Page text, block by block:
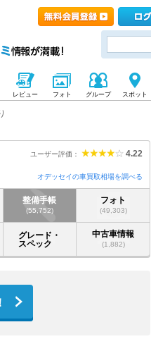
レビュー フォト グループ スポット
ユーザー評価： 4.22
オデッセイの車買取相場を調べる
整備手帳
(55,752)
フォト
(49,303)
グレード・
スペック
中古車情報
(1,882)